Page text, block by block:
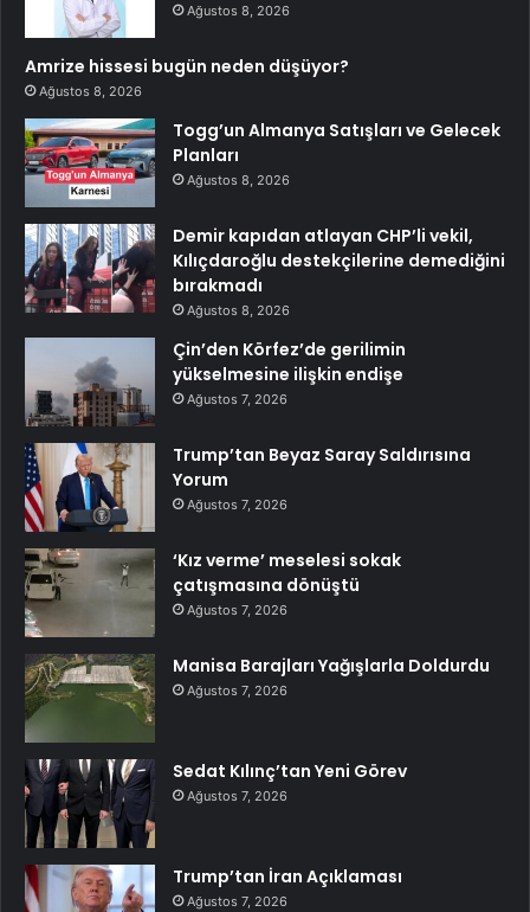
Ağustos 8, 2026
Amrize hissesi bugün neden düşüyor?
Ağustos 8, 2026
Togg’un Almanya Satışları ve Gelecek
Planları
Ağustos 8, 2026
Demir kapıdan atlayan CHP’li vekil,
Kılıçdaroğlu destekçilerine demediğini
bırakmadı
Ağustos 8, 2026
Çin’den Körfez’de gerilimin
yükselmesine ilişkin endişe
Ağustos 7, 2026
Trump’tan Beyaz Saray Saldırısına
Yorum
Ağustos 7, 2026
‘Kız verme’ meselesi sokak
çatışmasına dönüştü
Ağustos 7, 2026
Manisa Barajları Yağışlarla Doldurdu
Ağustos 7, 2026
Sedat Kılınç’tan Yeni Görev
Ağustos 7, 2026
Trump’tan İran Açıklaması
Ağustos 7, 2026